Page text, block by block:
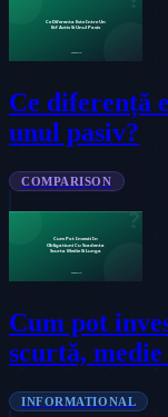
Ce diferență
unul pasiv?
COMPARISON
Cum pot
scurtă,
INFORMATIONAL